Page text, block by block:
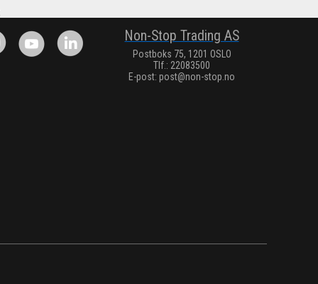
Non-Stop Trading AS
Postboks 75, 1201 OSLO
Tlf.: 22083500
E-post: post@non-stop.no